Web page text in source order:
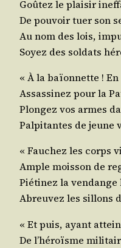
Goû­tez le plai­sir
De pou­voir tuer son
Au nom des lois,
Soyez des sol­dats
« À la baïon­nette ! En
Assas­si­nez pour la
Plon­gez vos armes
Pal­pi­tantes de jeune
« Fau­chez les corps
Ample mois­son de
Pié­ti­nez la ven­dange
Abreu­vez les sillons
« Et puis, ayant
De l’héroïsme